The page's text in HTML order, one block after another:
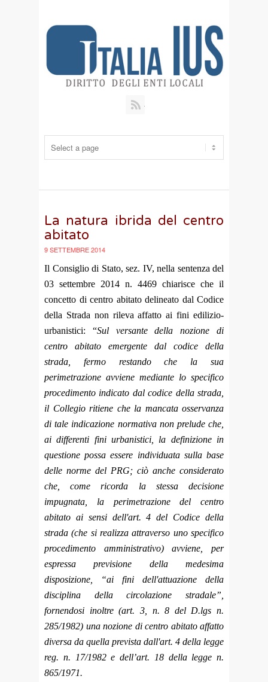
La natura ibrida del centro
abitato
9 SETTEMBRE 2014
Il Consiglio di Stato, sez. IV, nella sentenza del
03 settembre 2014 n. 4469 chiarisce che il
concetto di centro abitato delineato dal Codice
della Strada non rileva affatto ai fini edilizio-
urbanistici: “Sul versante della nozione di
centro abitato emergente dal codice della
strada, fermo restando che la sua
perimetrazione avviene mediante lo specifico
procedimento indicato dal codice della strada,
il Collegio ritiene che la mancata osservanza
di tale indicazione normativa non prelude che,
ai differenti fini urbanistici, la definizione in
questione possa essere individuata sulla base
delle norme del PRG; ciò anche considerato
che, come ricorda la stessa decisione
impugnata, la perimetrazione del centro
abitato ai sensi dell'art. 4 del Codice della
strada (che si realizza attraverso uno specifico
procedimento amministrativo) avviene, per
espressa previsione della medesima
disposizione, “ai fini dell'attuazione della
disciplina della circolazione stradale”,
fornendosi inoltre (art. 3, n. 8 del D.lgs n.
285/1982) una nozione di centro abitato affatto
diversa da quella prevista dall'art. 4 della legge
reg. n. 17/1982 e dell’art. 18 della legge n.
865/1971.